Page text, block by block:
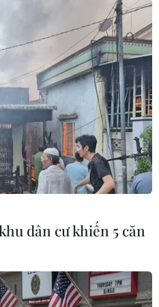
lý tưởng
cuối
lực trở
tiền"
& Văn
thể thao
chí - nghệ
dân cư khiến 5 căn